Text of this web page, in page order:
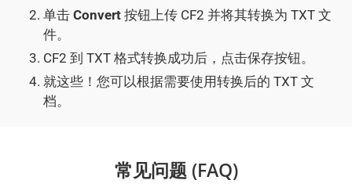
单击 Convert 按钮上传 CF2 并将其转换为 TXT 文
件。
CF2 到 TXT 格式转换成功后，点击保存按钮。
就这些！您可以根据需要使用转换后的 TXT 文
档。
常见问题 (FAQ)